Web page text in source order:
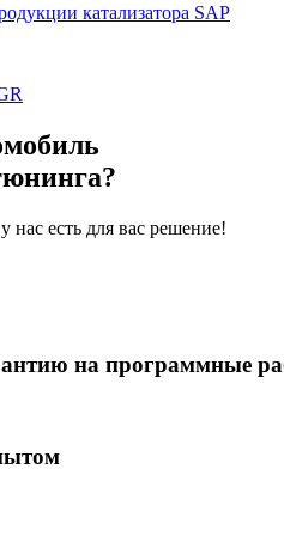
катализатора SAP
есть для вас решение!
на программные